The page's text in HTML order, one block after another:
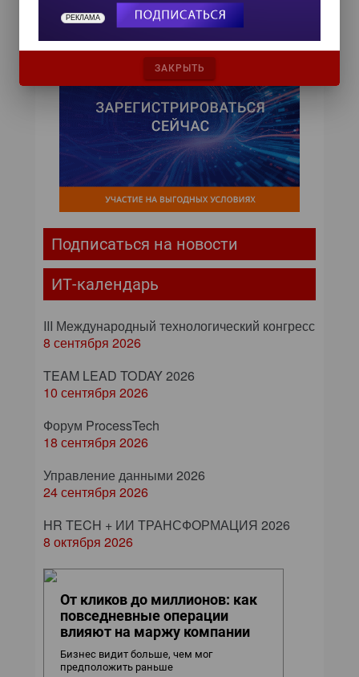
РЕКЛАМА
Подписаться на новости
ИТ-календарь
III Международный технологический конгресс
8 сентября 2026
TEAM LEAD TODAY 2026
10 сентября 2026
Форум ProcessTech
18 сентября 2026
Управление данными 2026
24 сентября 2026
HR TECH + ИИ ТРАНСФОРМАЦИЯ 2026
8 октября 2026
От кликов до миллионов: как
повседневные операции
влияют на маржу компании
Бизнес видит больше, чем мог
предположить раньше
ЗАКРЫТЬ